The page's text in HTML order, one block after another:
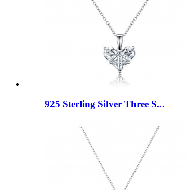
925 Sterling Silver Three S...